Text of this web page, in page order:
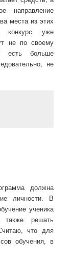
направление
места из этих
конкурс уже
не по своему
есть больше
не
должна
личности. В
ученика
решать
что для
обучения, в